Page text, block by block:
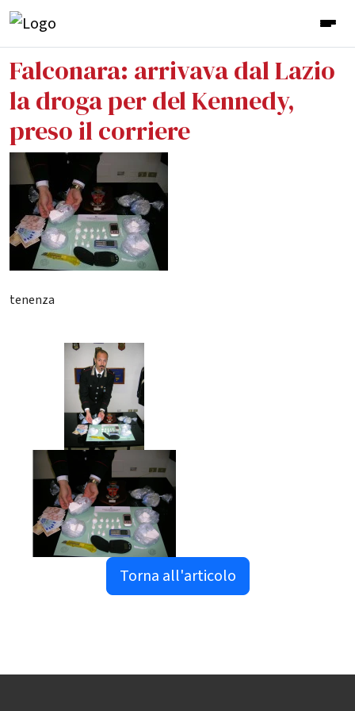
Falconara: arrivava dal Lazio
la droga per del Kennedy,
preso il corriere
tenenza
Torna all'articolo